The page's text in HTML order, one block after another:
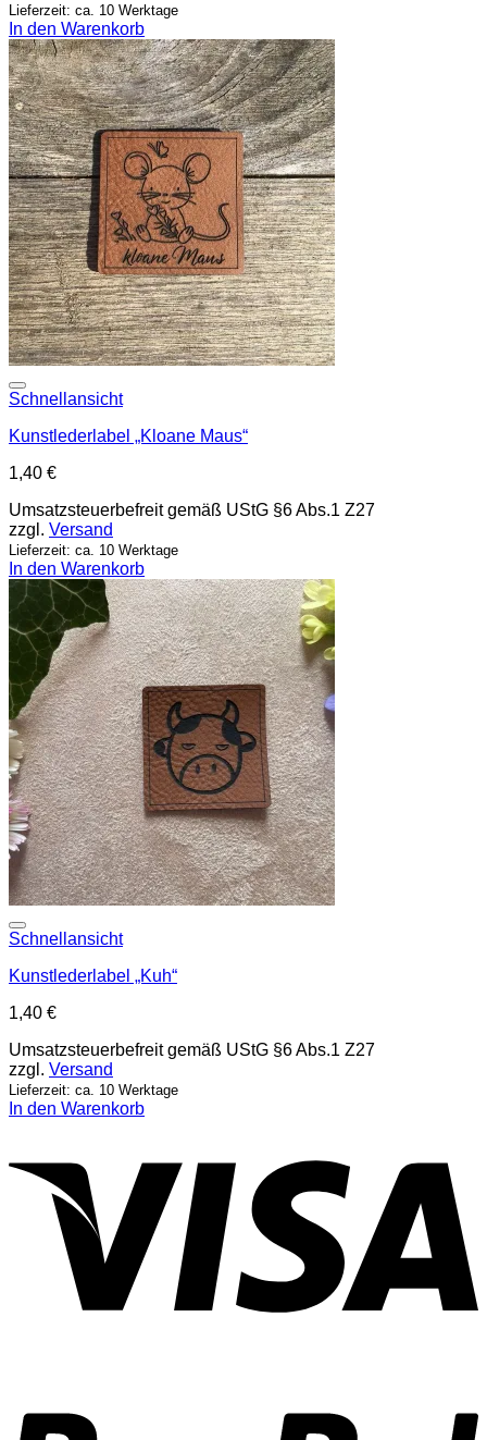
Lieferzeit: ca. 10 Werktage
In den Warenkorb
Schnellansicht
Kunstlederlabel „Kloane Maus“
1,40 €
Umsatzsteuerbefreit gemäß UStG §6 Abs.1 Z27
zzgl. Versand
Lieferzeit: ca. 10 Werktage
In den Warenkorb
Schnellansicht
Kunstlederlabel „Kuh“
1,40 €
Umsatzsteuerbefreit gemäß UStG §6 Abs.1 Z27
zzgl. Versand
Lieferzeit: ca. 10 Werktage
In den Warenkorb